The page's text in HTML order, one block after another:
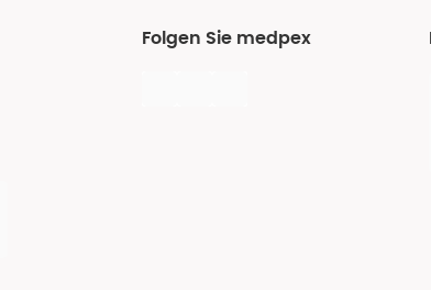
Folgen Sie medpex